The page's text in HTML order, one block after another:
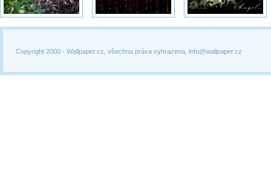
Copyright 2000 - Wallpaper.cz, všechna práva vyhrazena, info@wallpaper.cz